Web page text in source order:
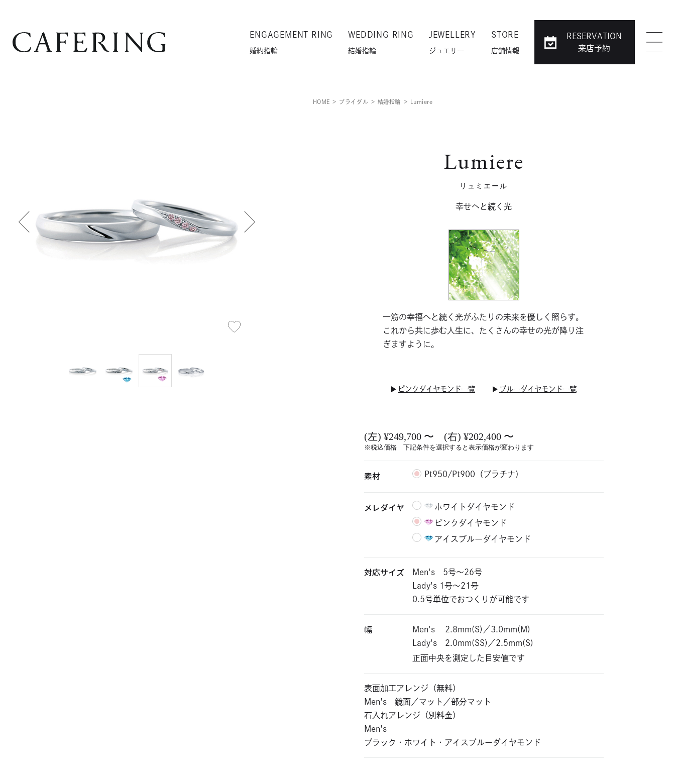
ENGAGEMENT RING
婚約指輪
WEDDING RING
結婚指輪
JEWELLERY
ジュエリー
STORE
店舗情報
RESERVATION
来店予約
HOME ブライダル 結婚指輪 Lumiere
Lumiere
リュミエール
幸せヘと続く光
一筋の幸福へと続く光がふたりの未来を優しく照らす。
これから共に歩む人生に、たくさんの幸せの光が降り注
ぎますように。
ピンクダイヤモンド一覧 ブルーダイヤモンド一覧
(左) ¥249,700 〜 (右) ¥202,400 〜
※税込価格 下記条件を選択すると表示価格が変わります
素材 Pt950/Pt900（プラチナ）
メレダイヤ
ホワイトダイヤモンド
ピンクダイヤモンド
アイスブルーダイヤモンド
対応サイズ
Men's 5号～26号
Lady's 1号～21号
0.5号単位でおつくりが可能です
幅 Men's
2.8mm(S)／3.0mm(M)
Lady's
2.0mm(SS)／2.5mm(S)
正面中央を測定した目安値です
表面加工アレンジ（無料）
Men's 鏡面／マット／部分マット
石入れアレンジ（別料金）
Men's
ブラック・ホワイト・アイスブルーダイヤモンド